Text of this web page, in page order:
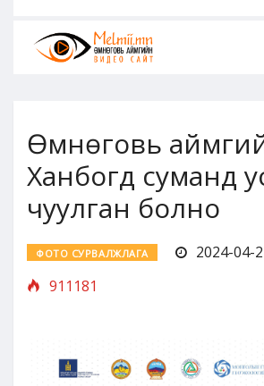
Өмнөговь
Ханбогд суманд
чуулган болно
ФОТО СУРВАЛЖЛАГА
2024-04-
911181